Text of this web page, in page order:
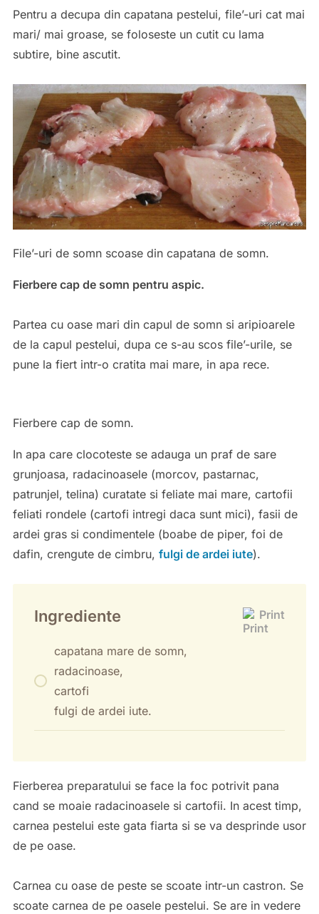
Pentru a decupa din capatana pestelui, file’-uri cat mai
mari/ mai groase, se foloseste un cutit cu lama
subtire, bine ascutit.
File’-uri de somn scoase din capatana de somn.
Fierbere cap de somn pentru aspic.
Partea cu oase mari din capul de somn si aripioarele
de la capul pestelui, dupa ce s-au scos file’-urile, se
pune la fiert intr-o cratita mai mare, in apa rece.
Fierbere cap de somn.
In apa care clocoteste se adauga un praf de sare
grunjoasa, radacinoasele (morcov, pastarnac,
patrunjel, telina) curatate si feliate mai mare, cartofii
feliati rondele (cartofi intregi daca sunt mici), fasii de
ardei gras si condimentele (boabe de piper, foi de
dafin, crengute de cimbru, fulgi de ardei iute).
Print
Ingrediente
capatana mare de somn,
radacinoase,
cartofi
fulgi de ardei iute.
Fierberea preparatului se face la foc potrivit pana
cand se moaie radacinoasele si cartofii. In acest timp,
carnea pestelui este gata fiarta si se va desprinde usor
de pe oase.
Carnea cu oase de peste se scoate intr-un castron. Se
scoate carnea de pe oasele pestelui. Se are in vedere